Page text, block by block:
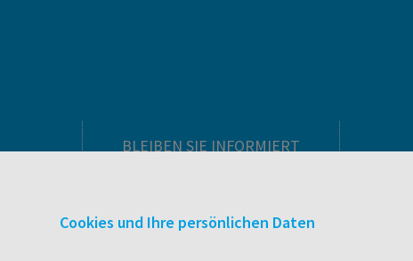
BLEIBEN SIE INFORMIERT
Veranstaltungen
Cookies und Ihre persönlichen Daten